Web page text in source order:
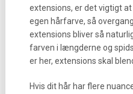
extensions, er det vigtigt
egen hårfarve, så
extensions bliver så
farven i længderne og
er her, extensions skal
Hvis dit hår har flere